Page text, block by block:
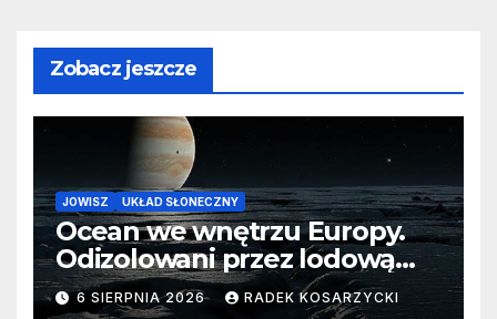
Zobacz jeszcze
JOWISZ UKŁAD SŁONECZNY
Ocean we wnętrzu Europy.
Odizolowani przez lodową
barierę
6 SIERPNIA 2026 RADEK KOSARZYCKI